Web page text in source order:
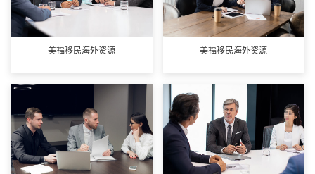
美福移民海外资源 美福移民海外资源